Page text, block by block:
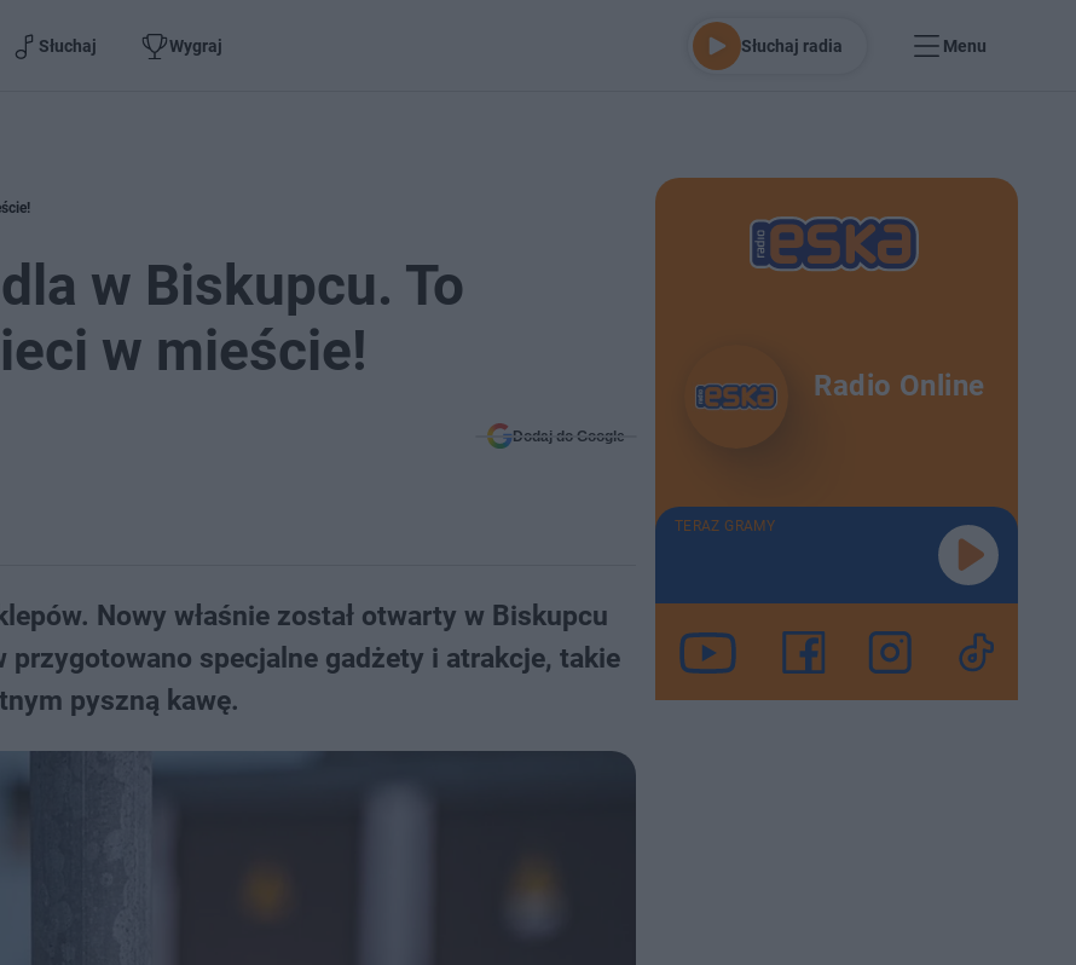
Słuchaj Wygraj Słuchaj radia Menu
w Biskupcu. To
w mieście!
Dodaj do Google
Nowy właśnie został otwarty w Biskupcu
specjalne gadżety i atrakcje, takie
pyszną kawę.
Radio Online
TERAZ GRAMY